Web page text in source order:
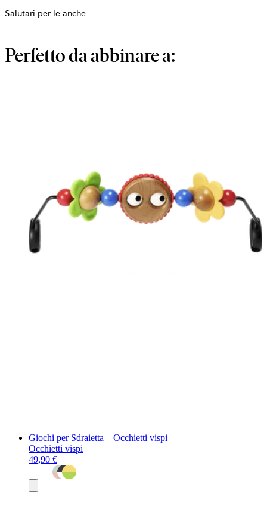
Salutari per le anche
Perfetto da abbinare a:
Giochi per Sdraietta – Occhietti vispi
Occhietti vispi
49,90 €
al